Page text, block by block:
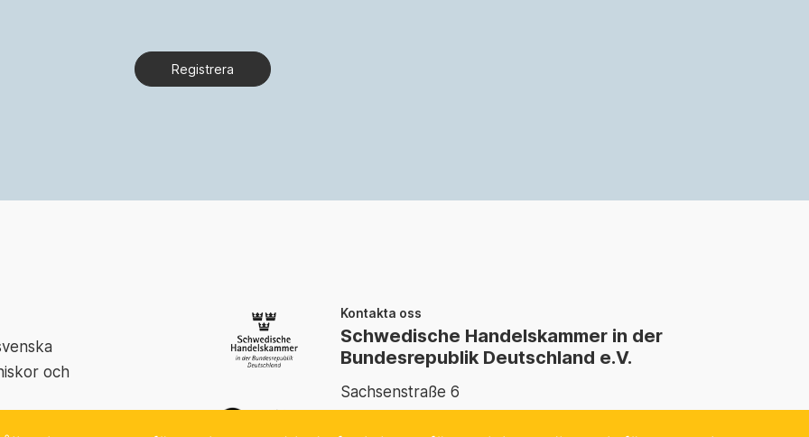
Registrera
och
Kontakta oss
Schwedische Handelskammer in der
Bundesrepublik Deutschland e.V.
Sachsenstraße 6